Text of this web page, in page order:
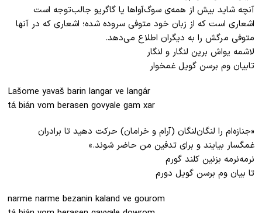
آنچه شاید بیش از همه‌ی سوگ‌آواها یا گاگریو جالب‌توجه است
اشعاری است که از زبان خود متوفی سروده شده؛ اشعاری که در آنها
متوفی مرگش را به دیگران اطلاع می‌دهد.
لاشمه یواش برین لنگار و لنگار
تابیان وم برسن گویل غمخوار
Lašome yavaš barin langar ve langár
tá bián vom berasen govyale gam xar
«جناز‌‌ه‌ام را لنگان‌لنگان (آرام و خرامان) حرکت دهید تا برادران
غمگسار بیایند و برای تدفین من حاضر شوند.»
نرمه‌نرمه بزنین کلند گورم
تا بیان وم برسن گویل دورم
narme narme bezanin kaland ve gourom